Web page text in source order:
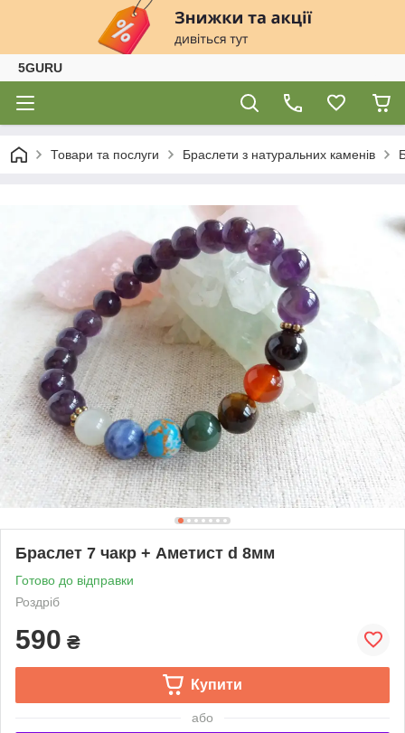
5GURU
Товари та послуги Браслети з натуральних каменів
Браслет 7 чакр + Аметист d 8мм
Готово до відправки
Роздріб
590 ₴
Купити
або